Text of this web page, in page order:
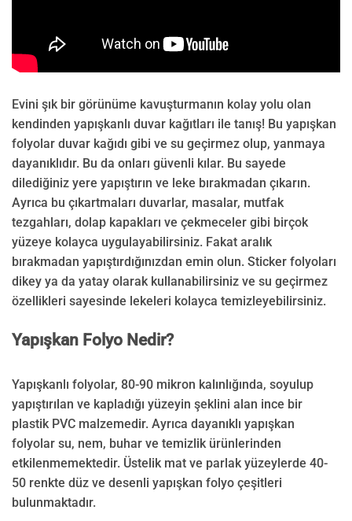
Evini şık bir görünüme kavuşturmanın kolay yolu olan
kendinden yapışkanlı duvar kağıtları ile tanış! Bu yapışkan
folyolar duvar kağıdı gibi ve su geçirmez olup, yanmaya
dayanıklıdır. Bu da onları güvenli kılar. Bu sayede
dilediğiniz yere yapıştırın ve leke bırakmadan çıkarın.
Ayrıca bu çıkartmaları duvarlar, masalar, mutfak
tezgahları, dolap kapakları ve çekmeceler gibi birçok
yüzeye kolayca uygulayabilirsiniz. Fakat aralık
bırakmadan yapıştırdığınızdan emin olun. Sticker folyoları
dikey ya da yatay olarak kullanabilirsiniz ve su geçirmez
özellikleri sayesinde lekeleri kolayca temizleyebilirsiniz.
Yapışkan Folyo Nedir?
Yapışkanlı folyolar, 80-90 mikron kalınlığında, soyulup
yapıştırılan ve kapladığı yüzeyin şeklini alan ince bir
plastik PVC malzemedir. Ayrıca dayanıklı yapışkan
folyolar su, nem, buhar ve temizlik ürünlerinden
etkilenmemektedir. Üstelik mat ve parlak yüzeylerde 40-
50 renkte düz ve desenli yapışkan folyo çeşitleri
bulunmaktadır.